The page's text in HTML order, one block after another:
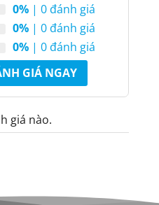
0% | 0 đánh giá
0% | 0 đánh giá
0% | 0 đánh giá
GIÁ NGAY
giá nào.